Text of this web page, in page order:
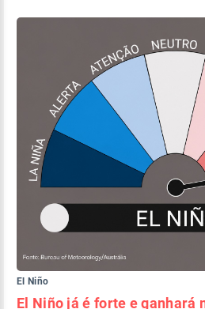
El Niño
El Niño já é forte e ganhará